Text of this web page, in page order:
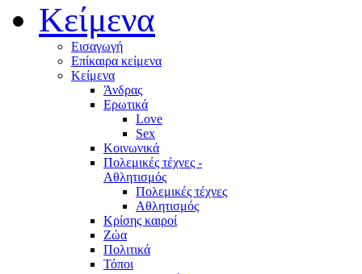
Κείμενα
Εισαγωγή
Επίκαιρα κείμενα
Κείμενα
Άνδρας
Ερωτικά
Love
Sex
Κοινωνικά
Πολεμικές τέχνες -
Αθλητισμός
Πολεμικές τέχνες
Αθλητισμός
Κρίσης καιροί
Ζώα
Πολιτικά
Τόποι